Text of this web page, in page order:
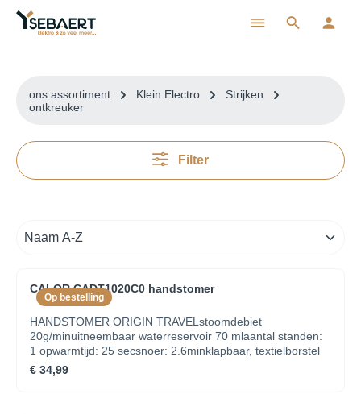
ons assortiment Klein Electro
Strijken
ontkreuker
Filter
Op bestelling
CALOR CADT1020C0 handstomer
HANDSTOMER ORIGIN TRAVELstoomdebiet
20g/minuitneembaar waterreservoir 70 mlaantal standen:
1 opwarmtijd: 25 secsnoer: 2.6minklapbaar, textielborstel
€ 34,99